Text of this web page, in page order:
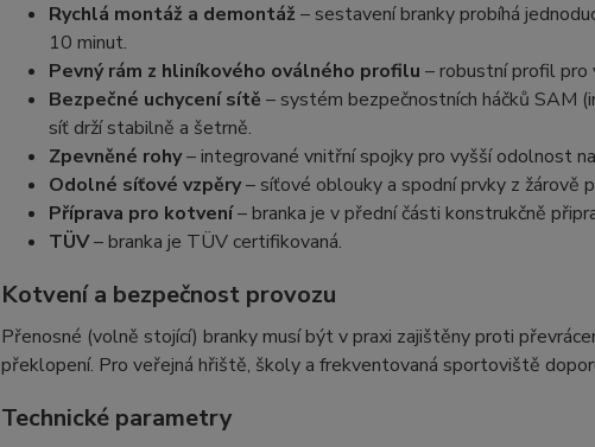
Rychlá montáž a demontáž – sestavení branky probíhá
10 minut.
Pevný rám z hliníkového oválného profilu – robustní profil
Bezpečné uchycení sítě – systém bezpečnostních háčků SAM
síť drží stabilně a šetrně.
Zpevněné rohy– integrované vnitřní spojky pro vyšší odolnost
Odolné síťové vzpěry– síťové oblouky a spodní prvky z žárově
Příprava pro kotvení– branka je v přední části konstrukčně
TÜV– branka je TÜV certifikovaná.
Kotvení a bezpečnost provozu
Přenosné (volně stojící) branky musí být v praxi zajištěny proti
překlopení. Pro veřejná hřiště, školy a frekventovaná sportoviště
Technické parametry